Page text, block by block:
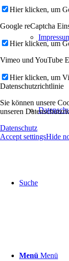
Suche
Menü Menü
Hier klicken, um
Google reCaptcha
Hier klicken, um
Vimeo und YouTube
Hier klicken, um
Datenschutzrichtlinie
Sie können unsere
unseren
Datenschutz
Accept settingsHide